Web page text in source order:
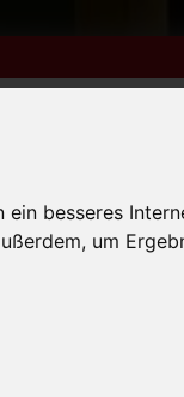
besseres
um
FN-Ausgaben